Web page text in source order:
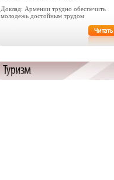
Доклад: Армении трудно обеспечить
молодежь достойным трудом